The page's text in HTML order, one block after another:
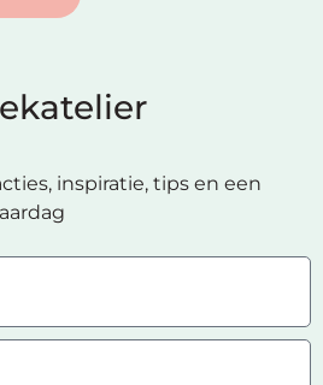
inspiratie, tips en een